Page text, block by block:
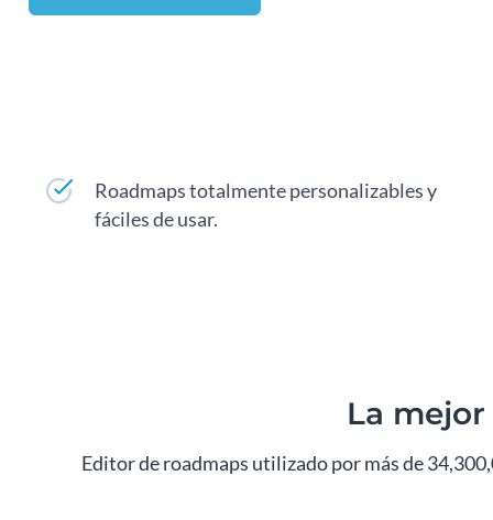
Roadmaps totalmente personalizables y
fáciles de usar.
La
Editor de roadmaps utilizado por más de